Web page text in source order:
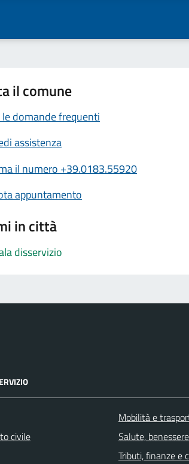
il comune
le domande frequenti
assistenza
il numero +39.0183.55920
appuntamento
in città
disservizio
civile
Mobilità e
Salute,
Tributi, finanze e